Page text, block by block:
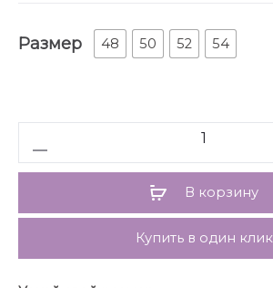
отделкой. Горловина овальная,
кнопки. Низ рукава обработан
полотна в
Размер 48 50 52 54
В корзину
Купить в один клик